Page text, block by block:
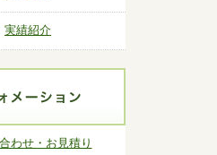
実績紹介
わせ・お見積り